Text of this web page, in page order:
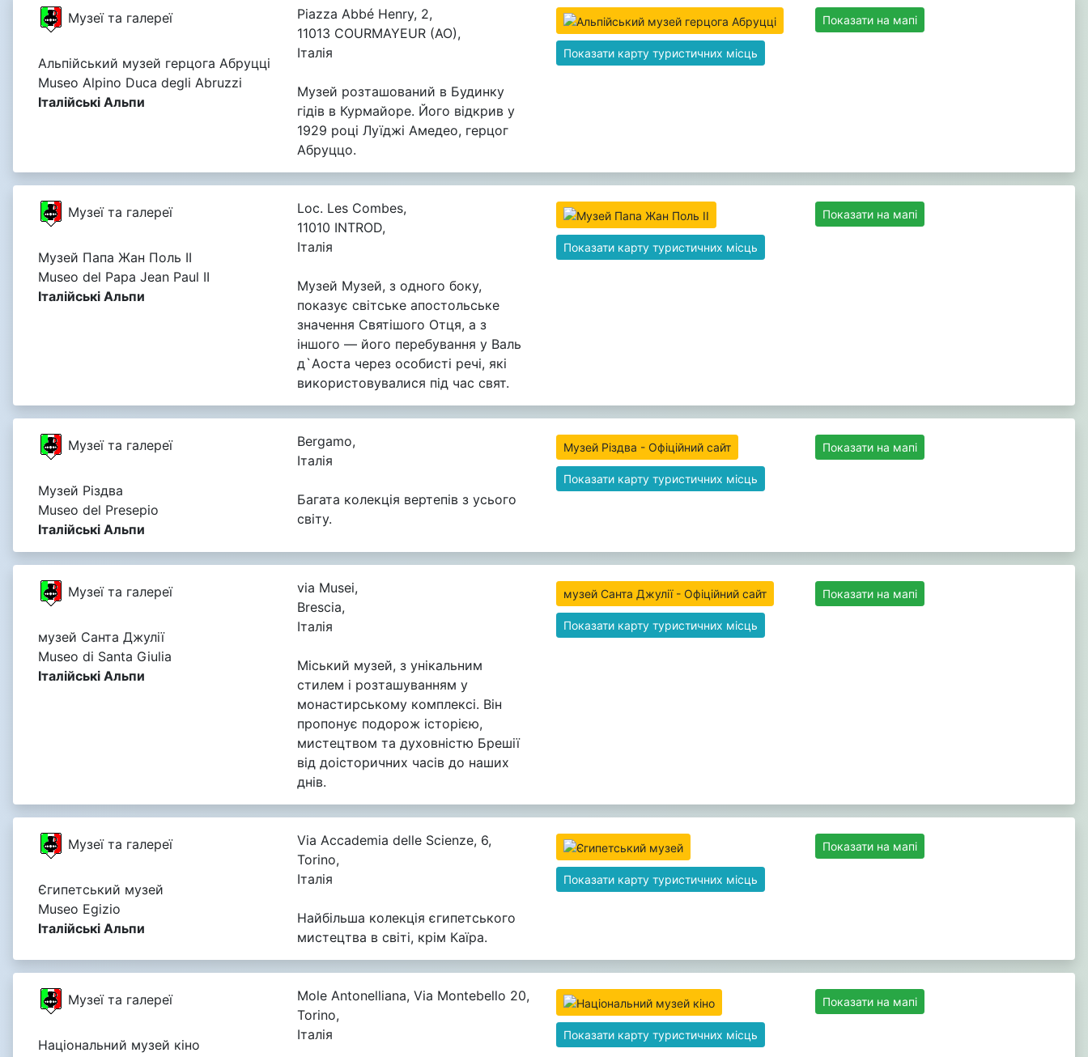
Музеї та галереї
Альпійський музей герцога Абруцці
Museo Alpino Duca degli Abruzzi
Італійські Альпи
Piazza Abbé Henry, 2,
11013 COURMAYEUR (AO),
Італія
Музей розташований в Будинку
гідів в Курмайоре. Його відкрив у
1929 році Луїджі Амедео, герцог
Абруццо.
Показати карту туристичних місць
Показати на мапі
Музеї та галереї
Музей Папа Жан Поль II
Museo del Papa Jean Paul II
Італійські Альпи
Loc. Les Combes,
11010 INTROD,
Італія
Музей Музей, з одного боку,
показує світське апостольське
значення Святішого Отця, а з
іншого — його перебування у Валь
д`Аоста через особисті речі, які
використовувалися під час свят.
Показати карту туристичних місць
Показати на мапі
Музеї та галереї
Музей Різдва
Museo del Presepio
Італійські Альпи
Bergamo,
Італія
Багата колекція вертепів з усього
світу.
Музей Різдва - Офіційний сайт
Показати карту туристичних місць
Показати на мапі
Музеї та галереї
музей Санта Джулії
Museo di Santa Giulia
Італійські Альпи
via Musei,
Brescia,
Італія
Міський музей, з унікальним
стилем і розташуванням у
монастирському комплексі. Він
пропонує подорож історією,
мистецтвом та духовністю Брешії
від доісторичних часів до наших
днів.
музей Санта Джулії - Офіційний сайт
Показати карту туристичних місць
Показати на мапі
Музеї та галереї
Єгипетський музей
Museo Egizio
Італійські Альпи
Via Accademia delle Scienze, 6,
Torino,
Італія
Найбільша колекція єгипетського
мистецтва в світі, крім Каїра.
Показати карту туристичних місць
Показати на мапі
Музеї та галереї
Національний музей кіно
Mole Antonelliana, Via Montebello 20,
Torino,
Італія
Показати карту туристичних місць
Показати на мапі